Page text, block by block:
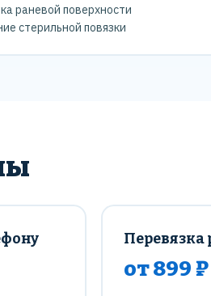
раневой поверхности
стерильной повязки
Перевязка
от 899 ₽